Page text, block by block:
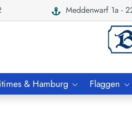
Meddenwarf 1a -
& Hamburg Flaggen